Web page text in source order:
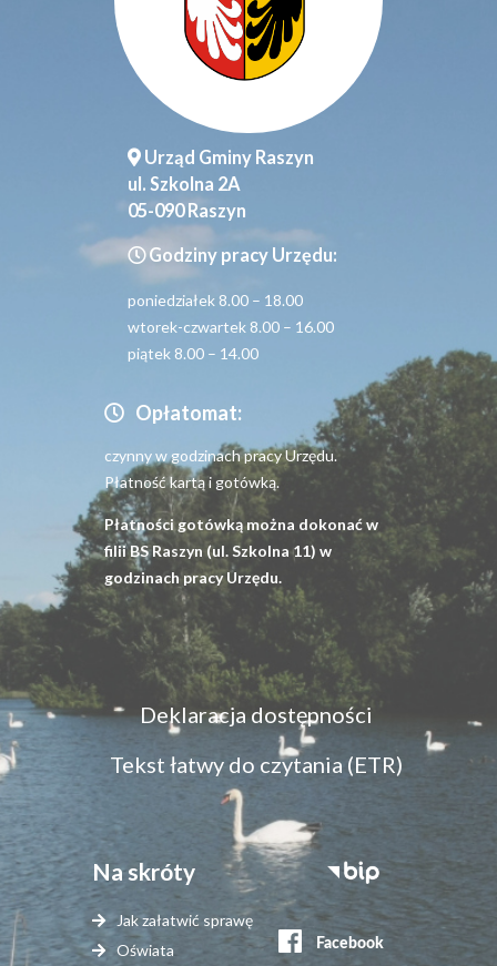
Urząd Gminy Raszyn
ul. Szkolna 2A
05-090 Raszyn
Godziny pracy Urzędu:
poniedziałek 8.00 – 18.00
wtorek-czwartek 8.00 – 16.00
piątek 8.00 – 14.00
Opłatomat:
czynny w godzinach pracy Urzędu.
Płatność kartą i gotówką.
Płatności gotówką można dokonać w
filii BS Raszyn (ul. Szkolna 11) w
godzinach pracy Urzędu.
Menu
dostępność
Deklaracja dostępności
Tekst łatwy do czytania (ETR)
Na skróty
Jak załatwić sprawę
Oświata
Stopka
serwisy
zewnętrzne